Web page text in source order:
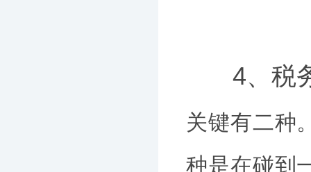
4、税
关键有二种
种是在碰到